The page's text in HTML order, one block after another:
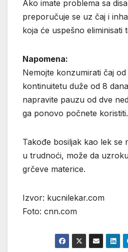
Ako imate problema sa
preporučuje se uz čaj i
koja će uspešno eliminisati
Napomena:
Nemojte konzumirati čaj
kontinuitetu duže od 8
napravite pauzu od dve
ga ponovo počnete koristiti.
Takođe bosiljak kao lek se
u trudnoći, može da
grčeve materice.
Izvor: kucnilekar.com
Foto: cnn.com